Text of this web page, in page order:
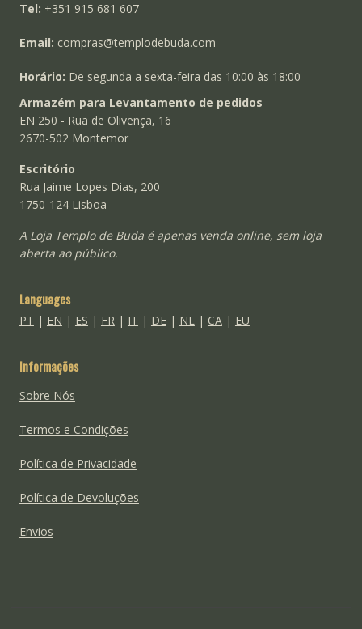
Tel: +351 915 681 607
Email: compras@templodebuda.com
Horário: De segunda a sexta-feira das 10:00 às 18:00
Armazém para Levantamento de pedidos
EN 250 - Rua de Olivença, 16
2670-502 Montemor
Escritório
Rua Jaime Lopes Dias, 200
1750-124 Lisboa
A Loja Templo de Buda é apenas venda online, sem loja
aberta ao público.
Languages
PT | EN | ES | FR| IT | DE| NL| CA| EU
Informações
Sobre Nós
Termos e Condições
Política de Privacidade
Política de Devoluções
Envios